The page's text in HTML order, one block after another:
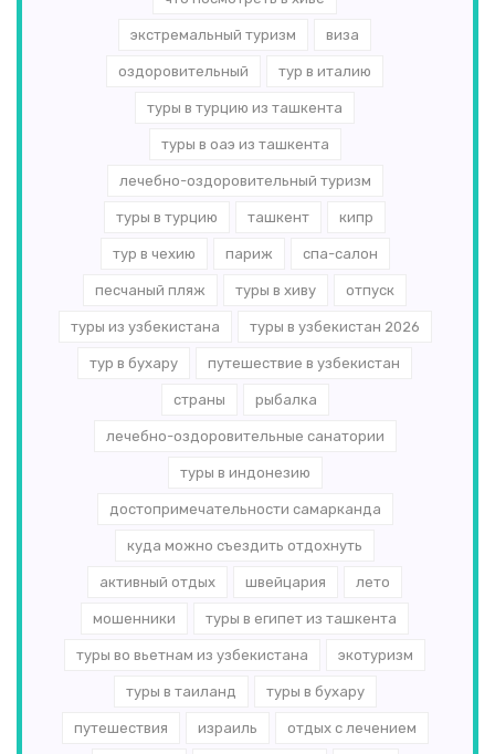
экстремальный туризм виза
оздоровительный тур в италию
туры в турцию из ташкента
туры в оаэ из ташкента
лечебно-оздоровительный туризм
туры в турцию ташкент кипр
тур в чехию париж спа-салон
песчаный пляж туры в хиву отпуск
туры из узбекистана туры в узбекистан 2026
тур в бухару путешествие в узбекистан
страны рыбалка
лечебно-оздоровительные санатории
туры в индонезию
достопримечательности самарканда
куда можно съездить отдохнуть
активный отдых швейцария лето
мошенники туры в египет из ташкента
туры во вьетнам из узбекистана экотуризм
туры в таиланд туры в бухару
путешествия израиль отдых с лечением